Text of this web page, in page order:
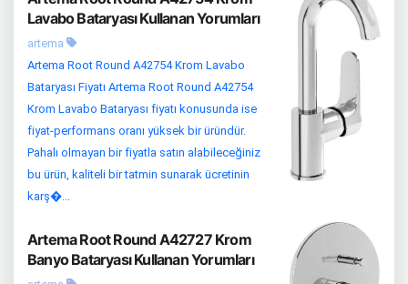
Lavabo Bataryası Kullanan Yorumları
artema
Artema Root Round A42754 Krom Lavabo
Bataryası Fiyatı Artema Root Round A42754
Krom Lavabo Bataryası fiyatı konusunda ise
fiyat-performans oranı yüksek bir üründür.
Pahalı olmayan bir fiyatla satın alabileceğiniz
bu ürün, kaliteli bir tatmin sunarak ücretinin
karş�...
Artema Root Round A42727 Krom
Banyo Bataryası Kullanan Yorumları